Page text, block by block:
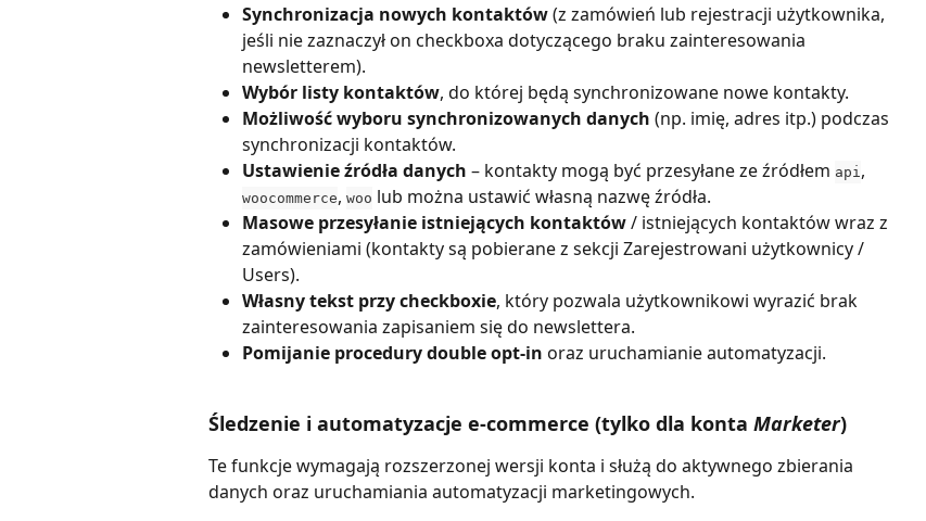
Synchronizacja nowych kontaktów (z zamówień lub rejestracji użytkownika,
jeśli nie zaznaczył on checkboxa dotyczącego braku zainteresowania
newsletterem).
Wybór listy kontaktów, do której będą synchronizowane nowe kontakty.
Możliwość wyboru synchronizowanych danych (np. imię, adres itp.) podczas
synchronizacji kontaktów.
Ustawienie źródła danych – kontakty mogą być przesyłane ze źródłem api,
woocommerce, woo lub można ustawić własną nazwę źródła.
Masowe przesyłanie istniejących kontaktów / istniejących kontaktów wraz z
zamówieniami (kontakty są pobierane z sekcji Zarejestrowani użytkownicy /
Users).
Własny tekst przy checkboxie, który pozwala użytkownikowi wyrazić brak
zainteresowania zapisaniem się do newslettera.
Pomijanie procedury double opt-in oraz uruchamianie automatyzacji.
Śledzenie i automatyzacje e-commerce (tylko dla konta Marketer)
Te funkcje wymagają rozszerzonej wersji konta i służą do aktywnego zbierania
danych oraz uruchamiania automatyzacji marketingowych.